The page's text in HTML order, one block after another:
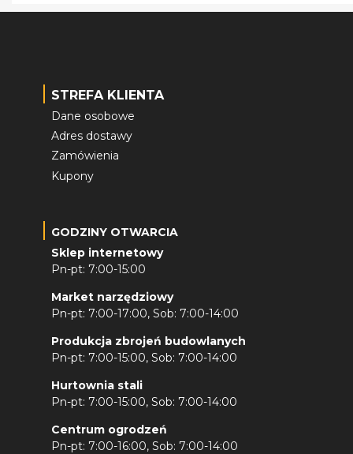
STREFA KLIENTA
Dane osobowe
Adres dostawy
Zamówienia
Kupony
GODZINY OTWARCIA
Sklep internetowy
Pn-pt: 7:00-15:00
Market narzędziowy
Pn-pt: 7:00-17:00, Sob: 7:00-14:00
Produkcja zbrojeń budowlanych
Pn-pt: 7:00-15:00, Sob: 7:00-14:00
Hurtownia stali
Pn-pt: 7:00-15:00, Sob: 7:00-14:00
Centrum ogrodzeń
Pn-pt: 7:00-16:00, Sob: 7:00-14:00